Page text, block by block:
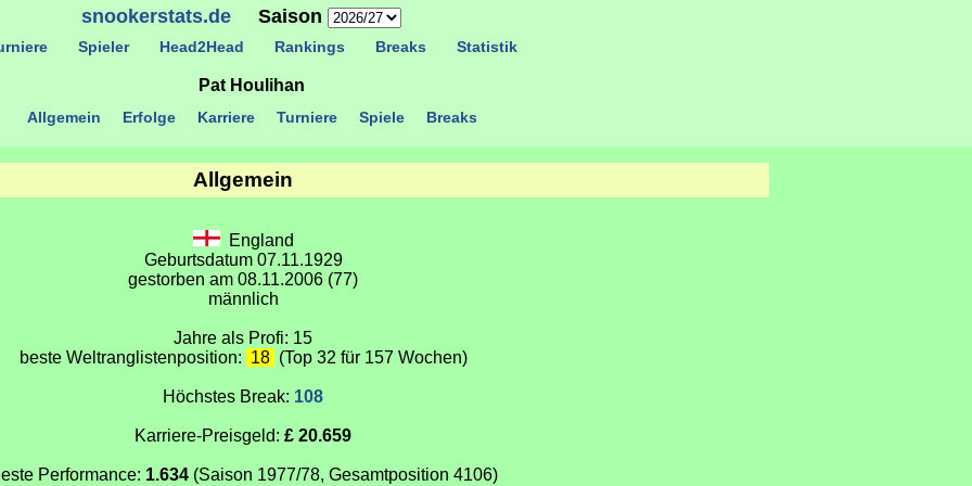
snookerstats.deSaison
Spieler Head2Head Rankings Breaks Statistik
Pat Houlihan
Allgemein
England
Geburtsdatum 07.11.1929
gestorben am 08.11.2006 (77)
männlich
Jahre als Profi: 15
beste Weltranglistenposition: 18 (Top 32 für 157 Wochen)
Höchstes Break: 108
Karriere-Preisgeld: £ 20.659
Performance: 1.634(Saison 1977/78, Gesamtposition 4106)
Allgemein Erfolge Karriere Turniere Spiele Breaks